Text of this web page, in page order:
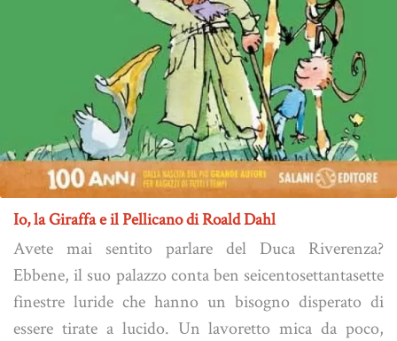
Io, la Giraffa e il Pellicano di Roald Dahl
Avete mai sentito parlare del Duca Riverenza?
Ebbene, il suo palazzo conta ben seicentosettantasette
finestre luride che hanno un bisogno disperato di
essere tirate a lucido. Un lavoretto mica da poco,